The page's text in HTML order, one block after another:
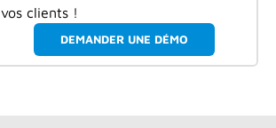
vos clients !
DEMANDER UNE DÉMO